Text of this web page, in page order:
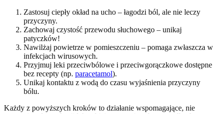
Zastosuj ciepły okład na ucho – łagodzi ból, ale nie leczy
przyczyny.
Zachowaj czystość przewodu słuchowego – unikaj
patyczków!
Nawilżaj powietrze w pomieszczeniu – pomaga zwłaszcza w
infekcjach wirusowych.
Przyjmuj leki przeciwbólowe i przeciwgorączkowe dostępne
bez recepty (np. paracetamol).
Unikaj kontaktu z wodą do czasu wyjaśnienia przyczyny
bólu.
Każdy z powyższych kroków to działanie wspomagające, nie